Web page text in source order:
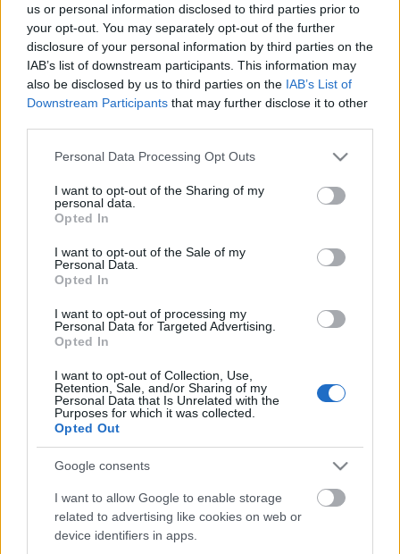
us or personal information disclosed to third parties prior to
your opt-out. You may separately opt-out of the further
disclosure of your personal information by third parties on the
IAB’s list of downstream participants. This information may
also be disclosed by us to third parties on the IAB’s List of
Downstream Participants that may further disclose it to other
Please note that this website/app uses one or more Google
not limited to your visit or usage behaviour. You may click to
grant or deny consent to Google and its third-party tags to
use your data for below specified purposes in below Google
consent section.
Personal Data Processing Opt Outs
I want to opt-out of the Sharing of my
personal data.
Opted In
I want to opt-out of the Sale of my
Personal Data.
Opted In
I want to opt-out of processing my
Personal Data for Targeted Advertising.
Opted In
I want to opt-out of Collection, Use,
Retention, Sale, and/or Sharing of my
Personal Data that Is Unrelated with the
Purposes for which it was collected.
Opted Out
Google consents
I want to allow Google to enable storage
related to advertising like cookies on web or
device identifiers in apps.
Látlelet a hazai víziközművekről?
Egyetlen, fél évszázados vezetéken múlt
Bicske vízellátása
Helyi hírek
Gyárleállításokkal és átszervezett
villamosenergia-rendszert a STRABAG
továbbképzésekkel erősít a Gál Ferenc
Egyetem
HIRDETÉS